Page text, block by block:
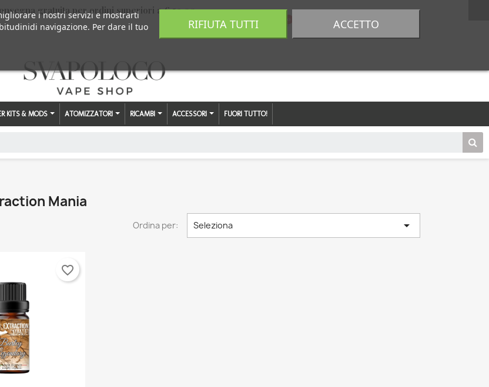
gratuita per ordini superiori a € 59,00
0,00 €
KITS & MODS ATOMIZZATORI RICAMBI ACCESSORI FUORI TUTTO!
Mania
Ordina per: Seleziona 
favorite_border
i nostri servizi e mostrarti
navigazione. Per dare il tuo
RIFIUTA TUTTI ACCETTO